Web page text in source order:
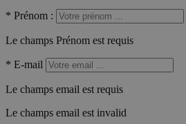
* Prénom :
Le champs Prénom est requis
* E-mail
Le champs email est requis
Le champs email est invalid